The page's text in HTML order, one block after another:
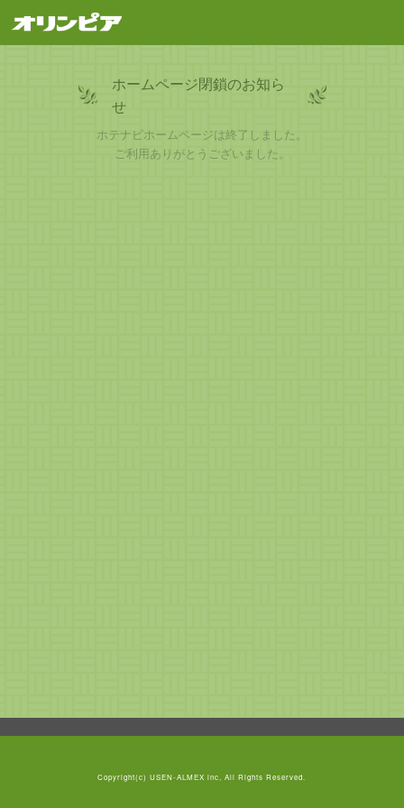
ホームページ閉鎖のお知ら
せ
ホテナビホームページは終了しました。
ご利用ありがとうございました。
Copyright(c)USEN-ALMEX inc, All Rights Reserved.